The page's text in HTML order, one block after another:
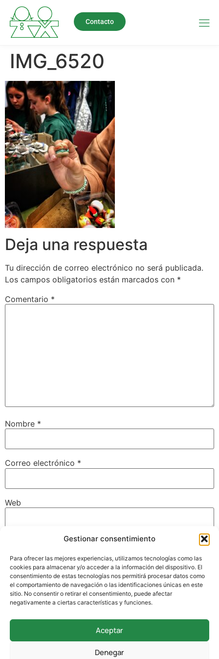
Gestionar consentimiento
Para ofrecer las mejores experiencias, utilizamos tecnologías como las
cookies para almacenar y/o acceder a la información del dispositivo. El
consentimiento de estas tecnologías nos permitirá procesar datos como
el comportamiento de navegación o las identificaciones únicas en este
sitio. No consentir o retirar el consentimiento, puede afectar
negativamente a ciertas características y funciones.
Aceptar
Denegar
Contacto
IMG_6520
Deja una respuesta
Tu dirección de correo electrónico no será publicada.
Los campos obligatorios están marcados con *
Comentario *
Nombre *
Correo electrónico *
Web
navegador para la próxima vez que comente.